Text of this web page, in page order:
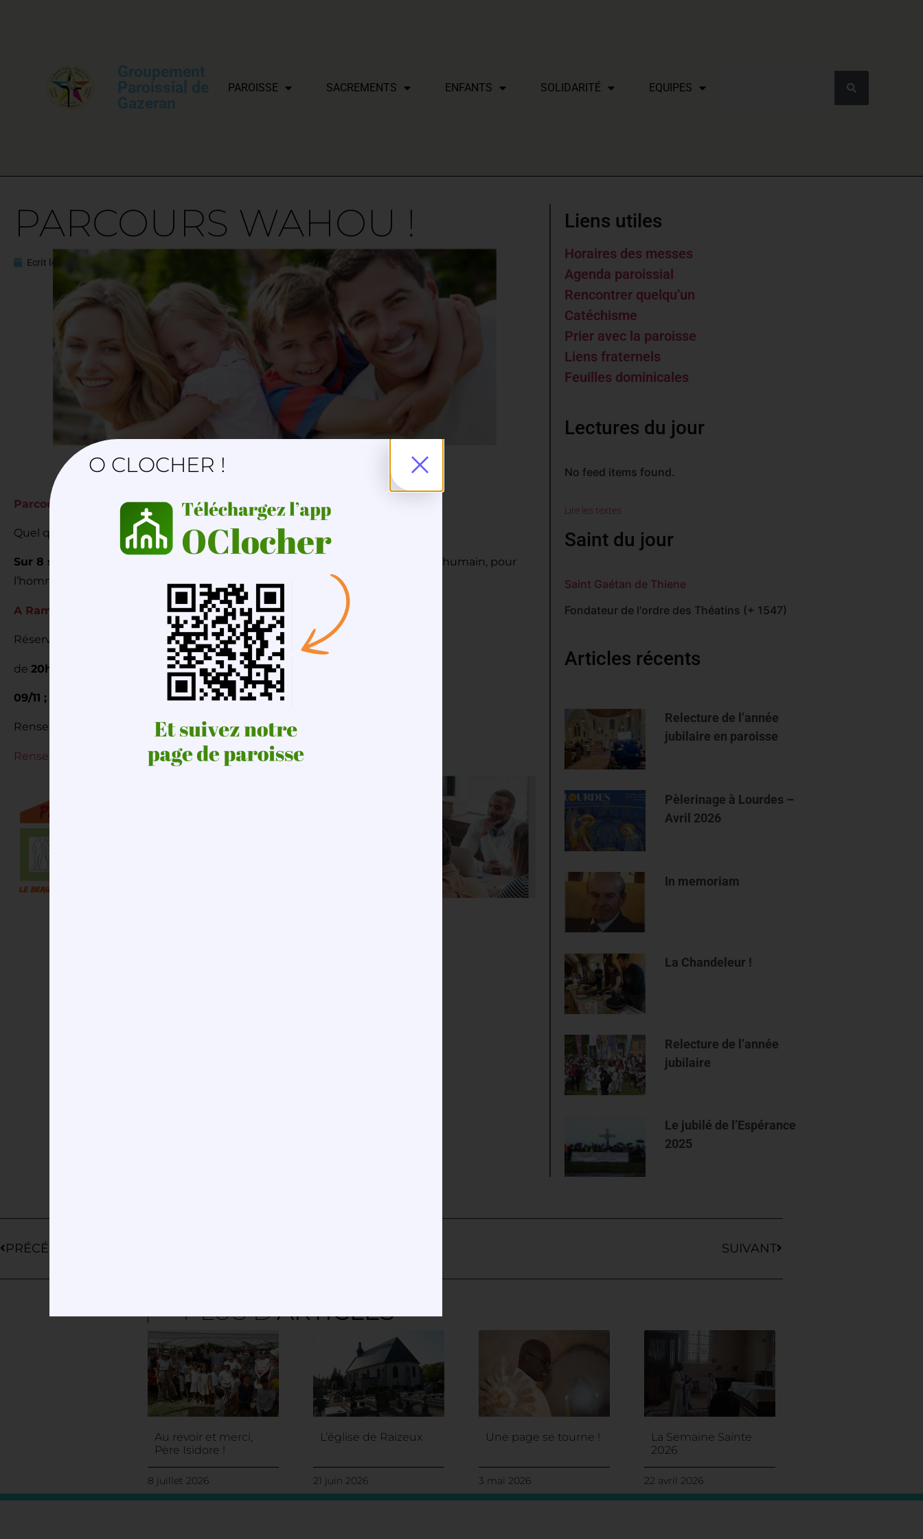
Groupement
Paroissial de
Gazeran
PAROISSE SACREMENTS ENFANTS SOLIDARITÉ EQUIPES
PARCOURS WAHOU !
Ecrit le
Parcours Wahou ! Ouvert à tous de 18 à 99 ans !
Quel que soit votre état de vie ; célibataire, couples, consacrés,…
Sur 8 soirées
, venez découvrir, approfondir le beau projet de Dieu sur l’amour humain, pour
l’homme et la femme, selon la théologie du corps de saint Jean-Paul II !
A Rambouillet , salles Sainte Bernadette, à partir du 5 octobre 2023.
Réservez dès maintenant les jeudis soirssuivants,
de 20h30 /2023, (présentation/introduction) ;
09/11 ; 16/11 ; 23/11 ; 30/11 ; 07/12 ; 14/12 et 21/12.
Renseignements et inscriptions : 06 01 97 66 85 (Hélène).
Renseignements et inscriptions
Liens utiles
Horaires des messes
Agenda paroissial
Rencontrer quelqu’un
Catéchisme
Prier avec la paroisse
Liens fraternels
Feuilles dominicales
Lectures du jour
No feed items found.
Lire les textes
Saint du jour
Saint Gaétan de Thiene
Fondateur de l'ordre des Théatins (+ 1547)
Articles récents
Relecture de l’année
jubilaire en paroisse
Pèlerinage à Lourdes –
Avril 2026
In memoriam
La Chandeleur !
Relecture de l’année
jubilaire
Le jubilé de l’Espérance
2025
PRÉCÉDENT SUIVANT
PLUS D'ARTICLES
Au revoir et merci,
Père Isidore !
8 juillet 2026
L’église de Raizeux
21 juin 2026
Une page se tourne !
3 mai 2026
La Semaine Sainte
2026
22 avril 2026
O CLOCHER !